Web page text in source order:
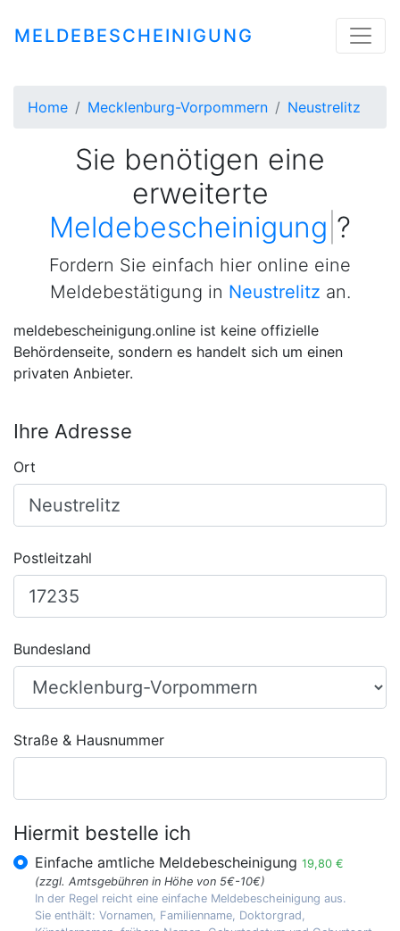
MELDEBESCHEINIGUNG
Home Mecklenburg-Vorpommern Neustrelitz
Sie benötigen eine
erweiterte
Meldebescheinigung ?
Fordern Sie einfach hier online eine
Meldebestätigung in Neustrelitz an.
meldebescheinigung.online ist keine offizielle
Behördenseite, sondern es handelt sich um einen
privaten Anbieter.
Ihre Adresse
Ort
Postleitzahl
Bundesland
Straße & Hausnummer
Hiermit bestelle ich
Einfache amtliche Meldebescheinigung 19,80 €
(zzgl. Amtsgebühren in Höhe von 5€-10€)
In der Regel reicht eine einfache Meldebescheinigung aus.
Sie enthält: Vornamen, Familienname, Doktorgrad,